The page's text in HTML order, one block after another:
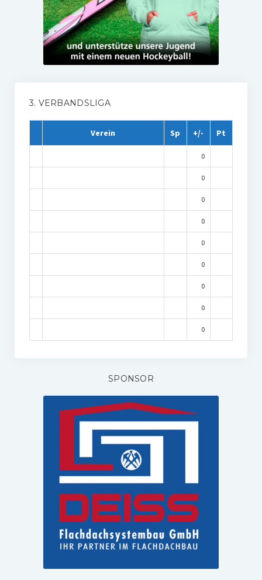
3. VERBANDSLIGA
Verein Sp +/- Pt
0
0
0
0
0
0
0
0
0
SPONSOR